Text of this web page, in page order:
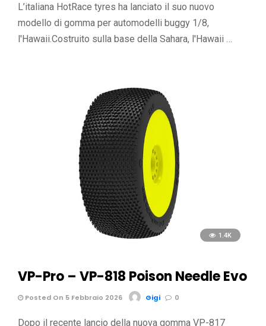
L’italiana HotRace tyres ha lanciato il suo nuovo
modello di gomma per automodelli buggy 1/8,
l'Hawaii.Costruito sulla base della Sahara, l'Hawaii …
1.4K
VP-Pro – VP-818 Poison Needle Evo
Posted On 5 Febbraio 2026 Gigi 0
Dopo il recente lancio della nuova gomma VP-817